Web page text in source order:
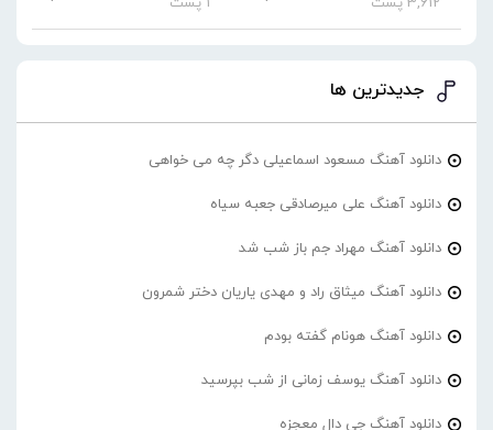
جدیدترین ها
دانلود آهنگ مسعود اسماعیلی دگر چه می خواهی
دانلود آهنگ علی میرصادقی جعبه سیاه
دانلود آهنگ مهراد جم باز شب شد
دانلود آهنگ میثاق راد و مهدی یاریان دختر شمرون
دانلود آهنگ هونام گفته بودم
دانلود آهنگ یوسف زمانی از شب بپرسید
دانلود آهنگ جی دال معجزه